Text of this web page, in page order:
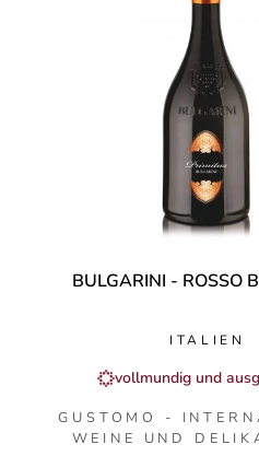
BULGARINI - ROSSO
ITALIEN
vollmundig und
GUSTOMO -
WEINE UND